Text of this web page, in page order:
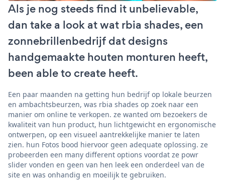
Als je nog steeds find it unbelievable,
dan take a look at wat rbia shades, een
zonnebrillenbedrijf dat designs
handgemaakte houten monturen heeft,
been able to create heeft.
Een paar maanden na getting hun bedrijf op lokale beurzen
en ambachtsbeurzen, was rbia shades op zoek naar een
manier om online te verkopen. ze wanted om bezoekers de
kwaliteit van hun product, hun lichtgewicht en ergonomische
ontwerpen, op een visueel aantrekkelijke manier te laten
zien. hun Fotos bood hiervoor geen adequate oplossing. ze
probeerden een many different options voordat ze powr
slider vonden en geen van hen leek een onderdeel van de
site en was onhandig en moeilijk te gebruiken.